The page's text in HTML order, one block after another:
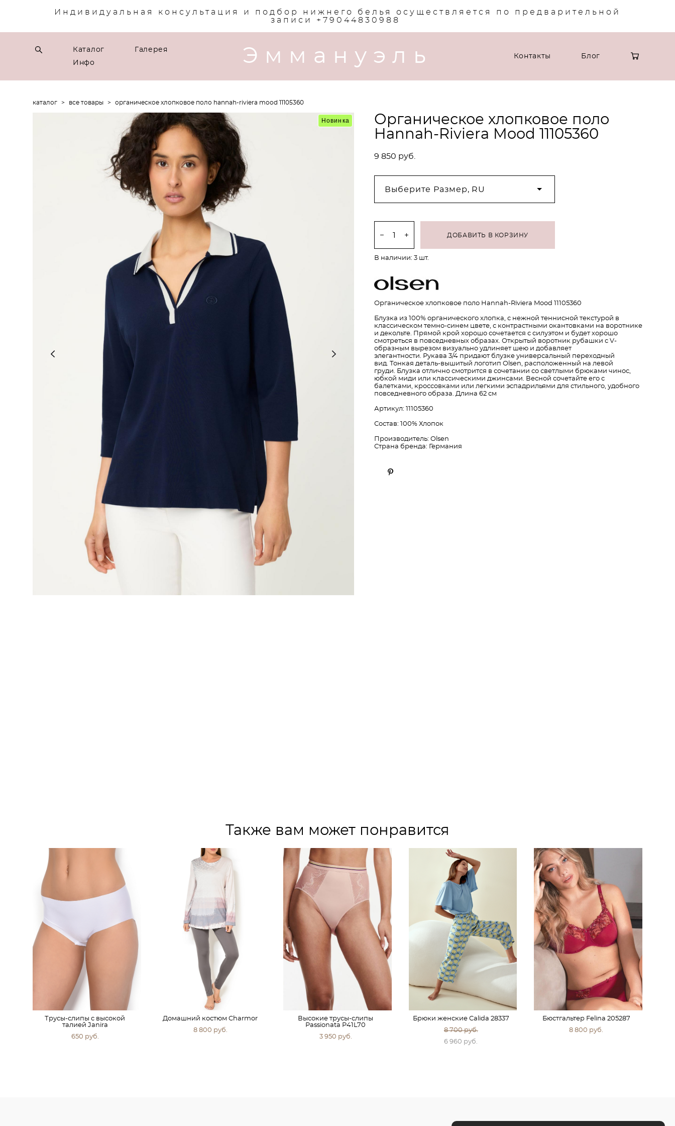
Индивидуальная консультация и подбор нижнего белья осуществляется по предварительной
записи +79044830988
Каталог
Галерея
Инфо
Эммануэль Контакты Блог
каталог > все товары > органическое хлопковое поло hannah-riviera mood 11105360
Новинка
Органическое хлопковое поло
Hannah-Riviera Mood 11105360
9 850 pуб.
Выберите Размер, RU
В наличии: 3шт.
ДОБАВИТЬ В КОРЗИНУ
Органическое хлопковое поло Hannah-Riviera Mood 11105360
Блузка из 100% органического хлопка, с нежной теннисной текстурой в
классическом темно-синем цвете, с контрастными окантовками на воротнике
и декольте. Прямой крой хорошо сочетается с силуэтом и будет хорошо
смотреться в повседневных образах. Открытый воротник рубашки с V-
образным вырезом визуально удлиняет шею и добавляет
элегантности. Рукава 3/4 придают блузке универсальный переходный
вид. Тонкая деталь-вышитый логотип Olsen, расположенный на левой
груди. Блузка отлично смотрится в сочетании со светлыми брюками чинос,
юбкой миди или классическими джинсами. Весной сочетайте его с
балетками, кроссовками или легкими эспадрильями для стильного, удобного
повседневного образа. Длина 62 см
Артикул: 11105360
Состав: 100% Хлопок
Производитель: Olsen
Страна бренда: Германия
Также вам может понравится
Трусы-слипы с высокой
талией Janira
650 pуб.
Домашний костюм Charmor
8 800 pуб.
Высокие трусы-слипы
Passionata P41L70
3 950 pуб.
Брюки женские Calida 28337
8 700 pуб.
6 960 pуб.
Бюстгальтер Felina 205287
8 800 pуб.